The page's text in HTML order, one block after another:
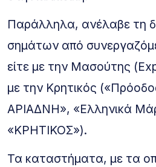
Παράλληλα, ανέλαβε τη
σημάτων από
είτε με την Μασούτης
με την Κρητικός
ΑΡΙΑΔΝΗ», «Ελληνικά
«ΚΡΗΤΙΚΟΣ»).
Τα καταστήματα, με τα